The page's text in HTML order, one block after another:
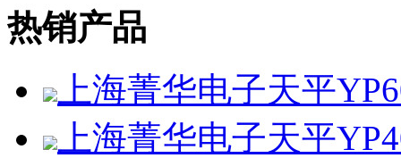
热销产品
上海菁华电子天平
上海菁华电子天平